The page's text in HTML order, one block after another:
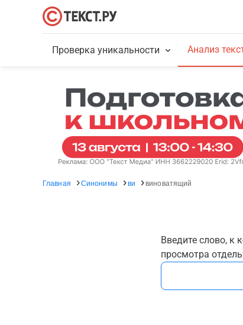
Проверка уникальности Анализ
Главная Синонимы ви виноватящий
Введите слово, к
просмотра